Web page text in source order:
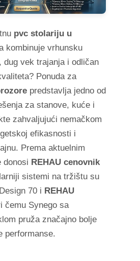
pvc stolariju u
kombinuje vrhunsku
dug vek trajanja i odličan
Ponuda za
predstavlja jedno od
za stanove, kuće i
zahvaljujući nemačkom
efikasnosti i
Prema aktuelnim
donosi REHAU cenovnik
sistemi na tržištu su
70 i REHAU
čemu Synego sa
pruža značajno bolje
performanse.